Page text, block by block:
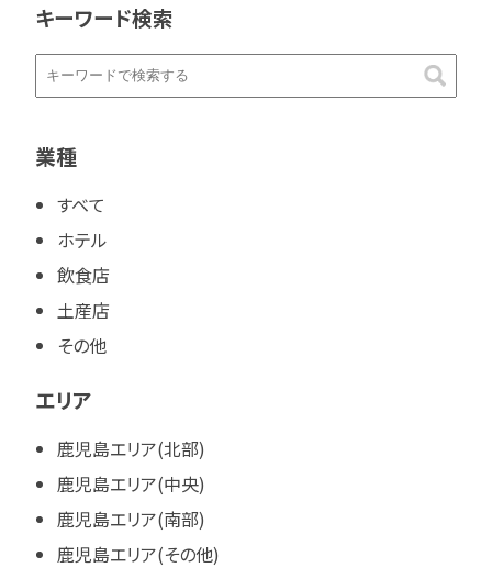
キーワード検索
業種
すべて
ホテル
飲食店
土産店
その他
エリア
鹿児島エリア(北部)
鹿児島エリア(中央)
鹿児島エリア(南部)
鹿児島エリア(その他)